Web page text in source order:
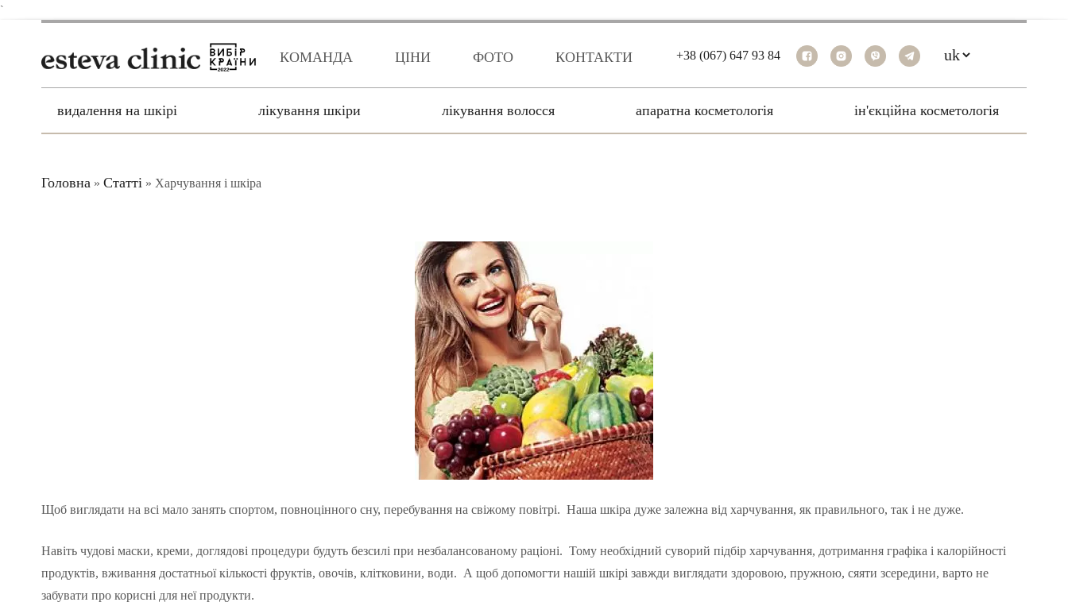
`
КОМАНДА ЦІНИ ФОТО КОНТАКТИ +38 (067) 647 93 84
видалення на шкірі лікування шкіри лікування волосся апаратна коcметологія ін'єкційна косметологія
Головна » Статті » Харчування і шкіра
Щоб виглядати на всі мало занять спортом, повноцінного сну, перебування на свіжому повітрі. Наша шкіра дуже залежна від харчування, як правильного, так і не дуже.
Навіть чудові маски, креми, доглядові процедури будуть безсилі при незбалансованому раціоні. Тому необхідний суворий підбір харчування, дотримання графіка і калорійності
продуктів, вживання достатньої кількості фруктів, овочів, клітковини, води. А щоб допомогти нашій шкірі завжди виглядати здоровою, пружною, сяяти зсередини, варто не
забувати про корисні для неї продукти.